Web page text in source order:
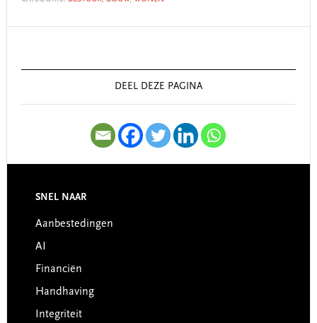
Sidebar
DEEL DEZE PAGINA
Footer
SNEL NAAR
Aanbestedingen
AI
Financiën
Handhaving
Integriteit